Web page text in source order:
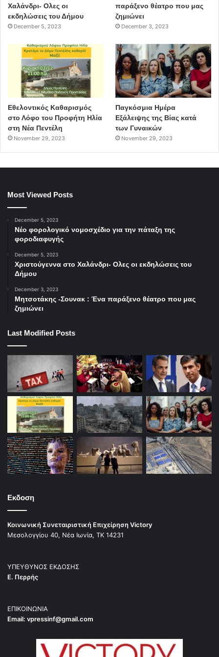
Χαλάνδρι- Ολες οι
εκδηλώσεις του Δήμου
December 5, 2023
παράξενο θέατρο που μας
ζημιώνει
December 3, 2023
Εθελοντικός Καθαρισμός
στο Λόφο του Προφήτη Ηλία
στη Νέα Πεντέλη
November 29, 2023
Παγκόσμια Ημέρα
Εξάλειψης της Βίας κατά
των Γυναικών
November 29, 2023
Most Viewed Posts
December 5, 2023
Νέο φορολογικό νομοσχέδιο για την πάταξη της
φοροδιαφυγής
December 5, 2023
Χριστούγεννα στο Χαλάνδρι- Ολες οι εκδηλώσεις του
Δήμου
December 3, 2023
Μητσοτάκης -Σουνακ : Ένα παράξενο θέατρο που μας
ζημιώνει
Last Modified Posts
Εκδοση
Κοινωνική Συνεταιριστική Επιχείρηση Victory
Μεσολογγίου 40, Νέα Ιωνία, ΤΚ 14231
ΥΠΕΥΘΥΝΟΣ ΕΚΔΟΣΗΣ
Ε. Περρής
ΕΠΙΚΟΙΝΩΝΙΑ
Email: vpressinf@gmail.com